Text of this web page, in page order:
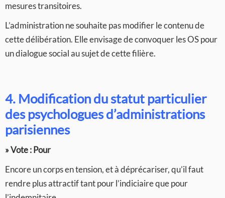
mesures transitoires.
L’administration ne souhaite pas modifier le contenu de
cette délibération. Elle envisage de convoquer les OS pour
un dialogue social au sujet de cette filière.
4. Modification du statut particulier
des psychologues d’administrations
parisiennes
» Vote : Pour
Encore un corps en tension, et à déprécariser, qu’il faut
rendre plus attractif tant pour l’indiciaire que pour